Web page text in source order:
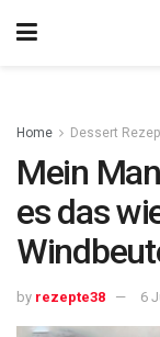
Home Dessert
Mein
es das
by rezepte38 6